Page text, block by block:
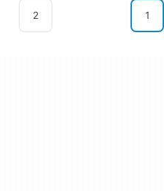
1
2